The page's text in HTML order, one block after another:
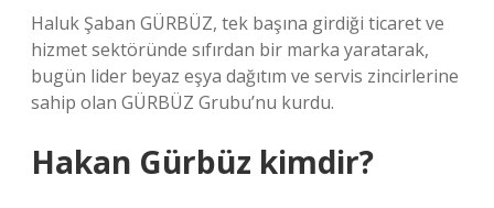
Haluk Şaban GÜRBÜZ, tek başına girdiği ticaret ve
hizmet sektöründe sıfırdan bir marka yaratarak,
bugün lider beyaz eşya dağıtım ve servis zincirlerine
sahip olan GÜRBÜZ Grubu’nu kurdu.
Hakan Gürbüz kimdir?